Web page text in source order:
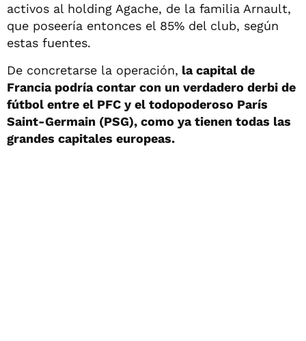
activos al holding Agache, de la familia Arnault,
que poseería entonces el 85% del club, según
estas fuentes.
De concretarse la operación, la capital de
Francia podría contar con un verdadero derbi de
fútbol entre el PFC y el todopoderoso París
Saint-Germain (PSG), como ya tienen todas las
grandes capitales europeas.